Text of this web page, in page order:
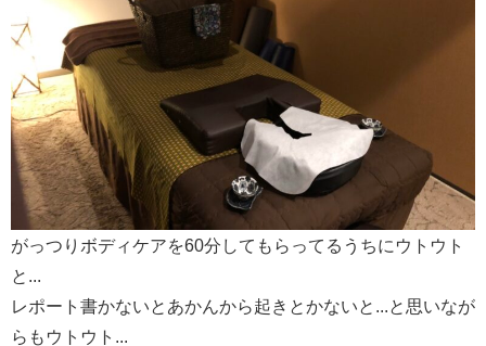
がっつりボディケアを60分してもらってるうちにウトウト
と...
レポート書かないとあかんから起きとかないと...と思いなが
らもウトウト...